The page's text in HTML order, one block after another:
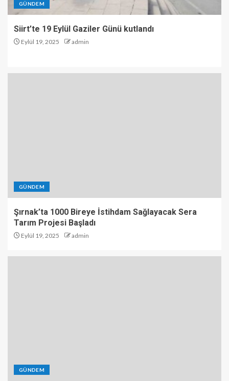
GÜNDEM
Siirt’te 19 Eylül Gaziler Günü kutlandı
Eylül 19, 2025 admin
GÜNDEM
Şırnak’ta 1000 Bireye İstihdam Sağlayacak Sera
Tarım Projesi Başladı
Eylül 19, 2025 admin
GÜNDEM